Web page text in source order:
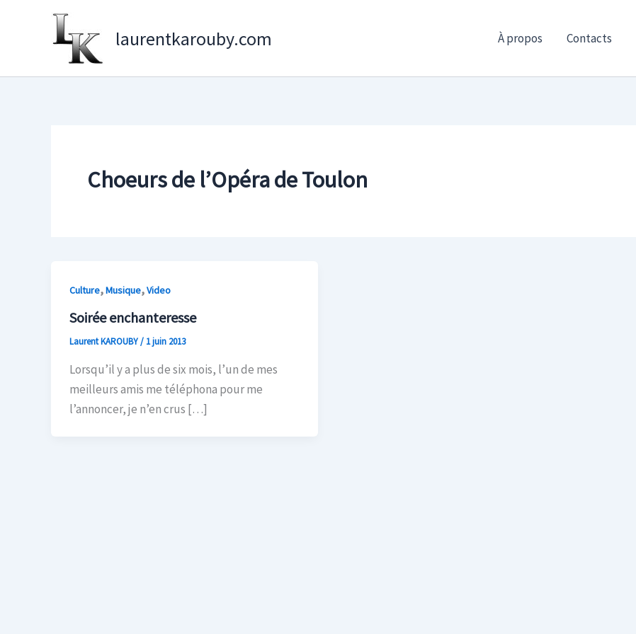
laurentkarouby.com À propos Contacts
Choeurs de l’Opéra de Toulon
Culture,Musique,Video
Soirée enchanteresse
Laurent KAROUBY/ 1 juin 2013
Lorsqu’il y a plus de six mois, l’un de mes
meilleurs amis me téléphona pour me
l’annoncer, je n’en crus […]